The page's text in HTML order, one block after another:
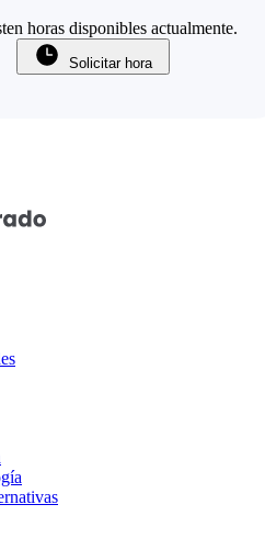
horas disponibles actualmente.
Solicitar hora